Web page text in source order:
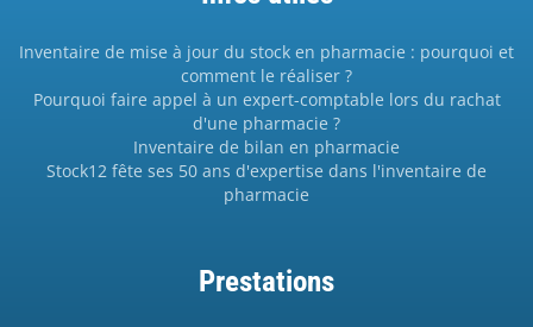
Inventaire de mise à jour du stock en pharmacie : pourquoi et
comment le réaliser ?
Pourquoi faire appel à un expert-comptable lors du rachat
d'une pharmacie ?
Inventaire de bilan en pharmacie
Stock12 fête ses 50 ans d'expertise dans l'inventaire de
pharmacie
Prestations